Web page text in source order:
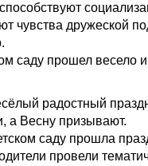
чувства дружеской
саду прошел весело
радостный
а Весну призывают.
саду прошла
провели